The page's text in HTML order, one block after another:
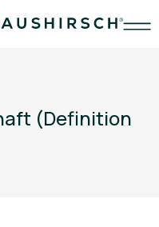
(Definition